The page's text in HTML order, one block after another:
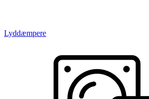
Lyddæmpere